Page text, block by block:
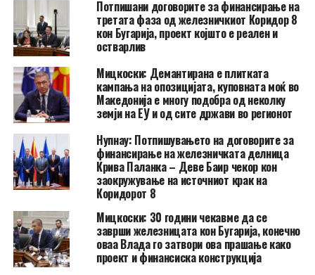
Потпишани договорите за финансирање на
третата фаза од железничкиот Коридор 8
кон Бугарија, проект којшто е реален и
остварлив
Мицкоски: Демантирана е плитката
кампања на опозицијата, куповната моќ во
Македонија е многу подобра од неколку
земји на ЕУ и од сите држави во регионот
Нупнау: Потпишувањето на договорите за
финансирање на железничката делница
Крива Паланка – Деве Баир чекор кон
заокружување на источниот крак на
Коридорот 8
Мицкоски: 30 години чекавме да се
заврши железницата кон Бугарија, конечно
оваа Влада го затвори ова прашање како
проект и финансиска конструкција